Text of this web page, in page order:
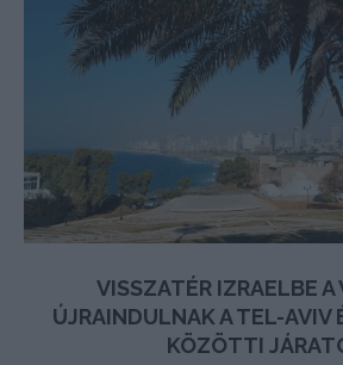
VISSZATÉR IZRAELBE A
ÚJRAINDULNAK A TEL-AVIV
KÖZÖTTI